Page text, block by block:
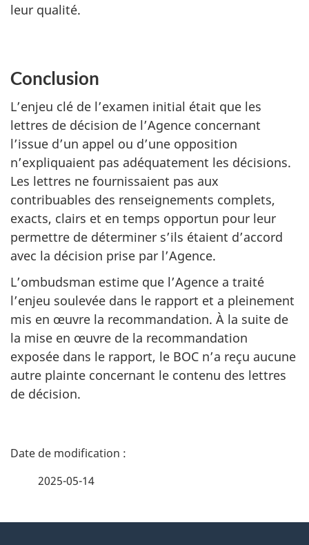
leur qualité.
Conclusion
L’enjeu clé de l’examen initial était que les
lettres de décision de l’Agence concernant
l’issue d’un appel ou d’une opposition
n’expliquaient pas adéquatement les décisions.
Les lettres ne fournissaient pas aux
contribuables des renseignements complets,
exacts, clairs et en temps opportun pour leur
permettre de déterminer s’ils étaient d’accord
avec la décision prise par l’Agence.
L’ombudsman estime que l’Agence a traité
l’enjeu soulevée dans le rapport et a pleinement
mis en œuvre la recommandation. À la suite de
la mise en œuvre de la recommandation
exposée dans le rapport, le BOC n’a reçu aucune
autre plainte concernant le contenu des lettres
de décision.
D
2025-05-14